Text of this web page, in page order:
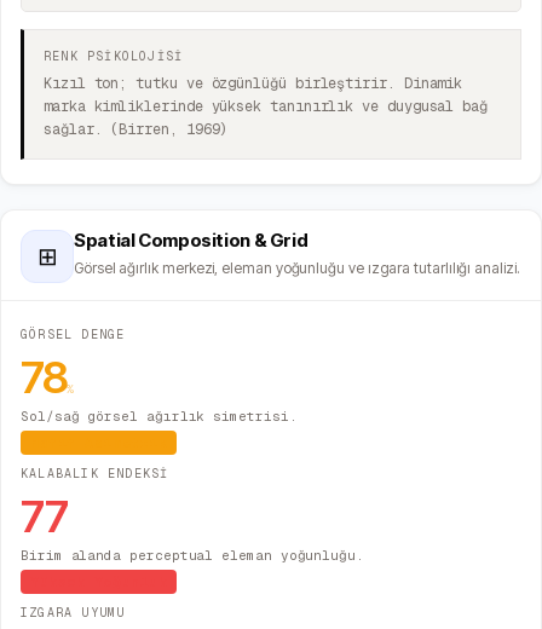
RENK PSİKOLOJİSİ
Kızıl ton; tutku ve özgünlüğü birleştirir. Dinamik
marka kimliklerinde yüksek tanınırlık ve duygusal bağ
sağlar. (Birren, 1969)
⊞
Spatial Composition & Grid
Görsel ağırlık merkezi, eleman yoğunluğu ve ızgara tutarlılığı analizi.
GÖRSEL DENGE
78%
Sol/sağ görsel ağırlık simetrisi.
KALABALIK ENDEKSİ
77
Birim alanda perceptual eleman yoğunluğu.
IZGARA UYUMU